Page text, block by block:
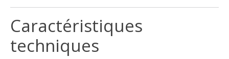
Caractéristiques
techniques